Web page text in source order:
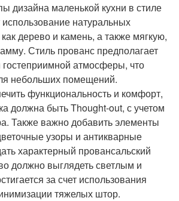
дизайна маленькой кухни в стиле
натуральных
дерево и камень, а также мягкую,
Стиль прованс предполагает
атмосферы, что
небольших помещений.
функциональность и комфорт,
должна быть Thought-out, с учетом
Также важно добавить элементы
узоры и антикварные
характерный провансальский
должно выглядеть светлым и
за счет использования
тяжелых штор.